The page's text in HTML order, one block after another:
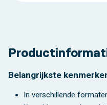
Belangrijkste
In verschillende